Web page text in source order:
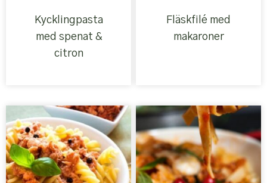
Kycklingpasta
med spenat &
citron
Fläskfilé med
makaroner